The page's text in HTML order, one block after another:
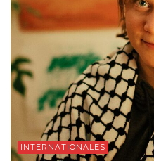
INTERNATIONALES